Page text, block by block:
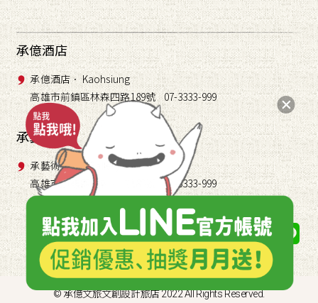
承億酒店
承億酒店． Kaohsiung
高雄市前鎮區林森四路189號 07-3333-999
承藝術
承藝術． TAI Gallery
高雄市前鎮區林森四路189號 07-3333-999
關注我們
© 承億文旅文創設計旅店 2022 All Rights Reserved.